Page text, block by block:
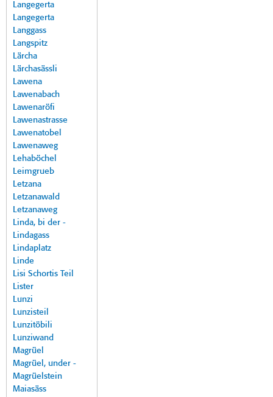
Langegerta
Langegerta
Langgass
Langspitz
Lärcha
Lärchasässli
Lawena
Lawenabach
Lawenaröfi
Lawenastrasse
Lawenatobel
Lawenaweg
Lehaböchel
Leimgrueb
Letzana
Letzanawald
Letzanaweg
Linda, bi der -
Lindagass
Lindaplatz
Linde
Lisi Schortis Teil
Lister
Lunzi
Lunzisteil
Lunzitöbili
Lunziwand
Magrüel
Magrüel, under -
Magrüelstein
Maiasäss